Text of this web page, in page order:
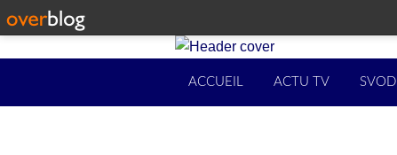
ACCUEIL ACTU TV SVOD